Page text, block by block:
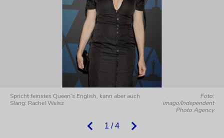
1 / 4
Spricht feinstes Queen’s English, kann aber auch
Slang: Rachel Weisz
Foto:
imago/Independent
Photo Agency